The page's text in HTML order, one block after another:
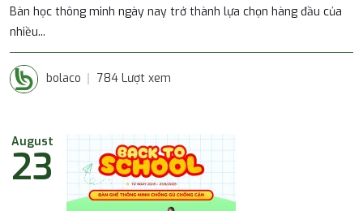
Bàn học thông minh ngày nay trở thành lựa chọn hàng đầu của
nhiều...
bolaco 784 Lượt xem
August
23